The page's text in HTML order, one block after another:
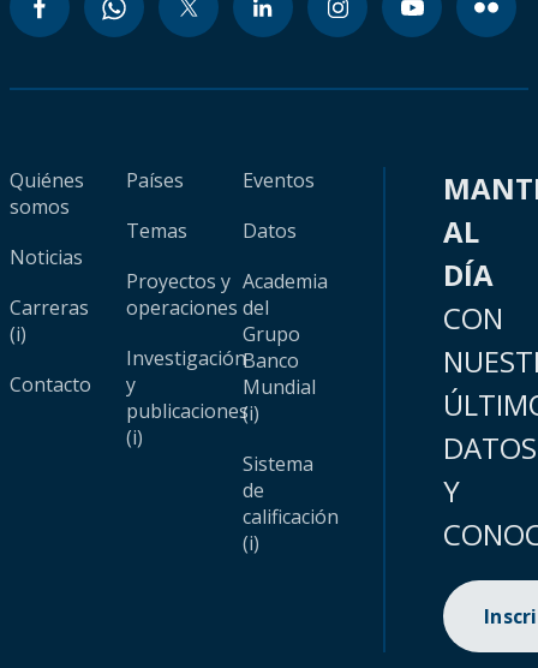
Quiénes
somos
Noticias
Carreras
(i)
Contacto
Países
Temas
Proyectos y
operaciones
Investigación
y
publicaciones
(i)
Eventos
Datos
Academia
del
Grupo
Banco
Mundial
(i)
Sistema
de
calificación
(i)
AL
DÍA
CON
DATOS
Y